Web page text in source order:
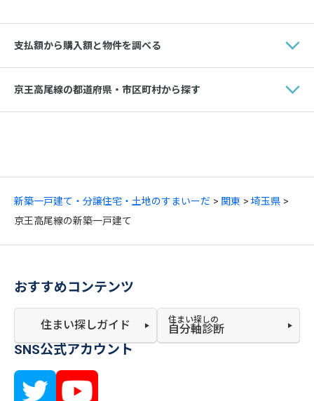
新築一戸建て・分譲住宅・土地のすまいーだ 関東
埼玉県
京王高尾線の新築一戸建て
支払額から購入額と物件を調べる
京王高尾線の都道府県・市区町村から探す
おすすめコンテンツ
住まい探しガイド 住まい探しの
自分軸診断
SNS公式アカウント